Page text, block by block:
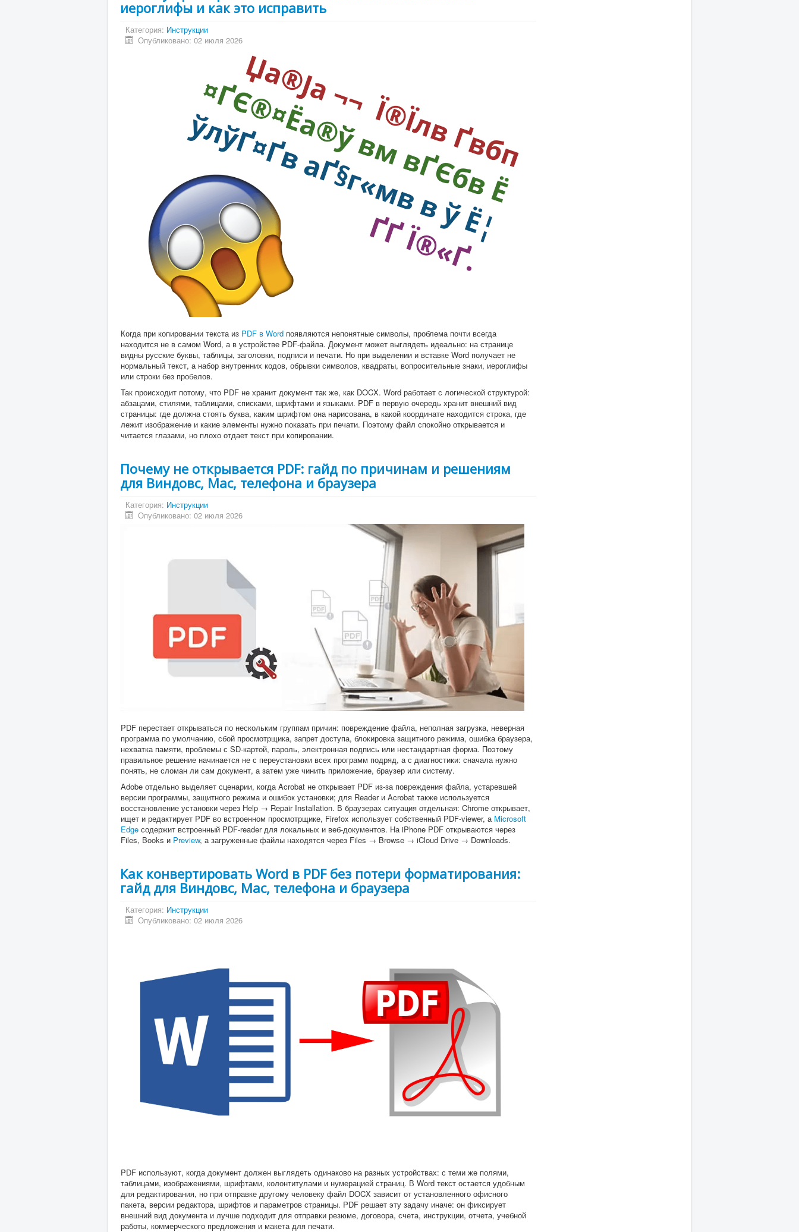
иероглифы и как это исправить
Категория: Инструкции
Опубликовано: 02 июля 2026
Когда при копировании текста из PDF в Word появляются непонятные символы, проблема почти всегда
находится не в самом Word, а в устройстве PDF-файла. Документ может выглядеть идеально: на странице
видны русские буквы, таблицы, заголовки, подписи и печати. Но при выделении и вставке Word получает не
нормальный текст, а набор внутренних кодов, обрывки символов, квадраты, вопросительные знаки, иероглифы
или строки без пробелов.
Так происходит потому, что PDF не хранит документ так же, как DOCX. Word работает с логической структурой:
абзацами, стилями, таблицами, списками, шрифтами и языками. PDF в первую очередь хранит внешний вид
страницы: где должна стоять буква, каким шрифтом она нарисована, в какой координате находится строка, где
лежит изображение и какие элементы нужно показать при печати. Поэтому файл спокойно открывается и
читается глазами, но плохо отдает текст при копировании.
Почему не открывается PDF: гайд по причинам и решениям
для Виндовс, Mac, телефона и браузера
Категория: Инструкции
Опубликовано: 02 июля 2026
PDF перестает открываться по нескольким группам причин: повреждение файла, неполная загрузка, неверная
программа по умолчанию, сбой просмотрщика, запрет доступа, блокировка защитного режима, ошибка браузера,
нехватка памяти, проблемы с SD-картой, пароль, электронная подпись или нестандартная форма. Поэтому
правильное решение начинается не с переустановки всех программ подряд, а с диагностики: сначала нужно
понять, не сломан ли сам документ, а затем уже чинить приложение, браузер или систему.
Adobe отдельно выделяет сценарии, когда Acrobat не открывает PDF из-за повреждения файла, устаревшей
версии программы, защитного режима и ошибок установки; для Reader и Acrobat также используется
восстановление установки через Help → Repair Installation. В браузерах ситуация отдельная: Chrome открывает,
ищет и редактирует PDF во встроенном просмотрщике, Firefox использует собственный PDF-viewer, а Microsoft
Edge содержит встроенный PDF-reader для локальных и веб-документов. На iPhone PDF открываются через
Files, Books и Preview, а загруженные файлы находятся через Files → Browse → iCloud Drive → Downloads.
Как конвертировать Word в PDF без потери форматирования:
гайд для Виндовс, Mac, телефона и браузера
Категория: Инструкции
Опубликовано: 02 июля 2026
PDF используют, когда документ должен выглядеть одинаково на разных устройствах: с теми же полями,
таблицами, изображениями, шрифтами, колонтитулами и нумерацией страниц. В Word текст остается удобным
для редактирования, но при отправке другому человеку файл DOCX зависит от установленного офисного
пакета, версии редактора, шрифтов и параметров страницы. PDF решает эту задачу иначе: он фиксирует
внешний вид документа и лучше подходит для отправки резюме, договора, счета, инструкции, отчета, учебной
работы, коммерческого предложения и макета для печати.